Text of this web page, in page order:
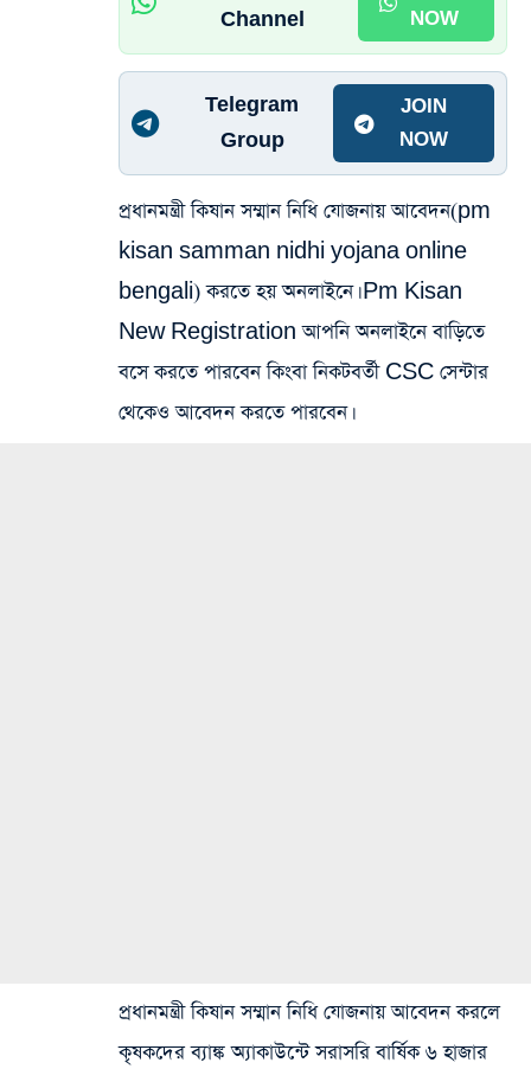
Channel
NOW
Telegram
Group
JOIN
NOW
প্রধানমন্ত্রী কিষান সম্মান নিধি যোজনায় আবেদন(pm
kisan samman nidhi yojana online
bengali) করতে হয় অনলাইনে। Pm Kisan
New Registration আপনি অনলাইনে বাড়িতে
বসে করতে পারবেন কিংবা নিকটবর্তী CSC সেন্টার
থেকেও আবেদন করতে পারবেন।
প্রধানমন্ত্রী কিষান সম্মান নিধি যোজনায় আবেদন করলে
কৃষকদের ব্যাঙ্ক অ্যাকাউন্টে সরাসরি বার্ষিক ৬ হাজার